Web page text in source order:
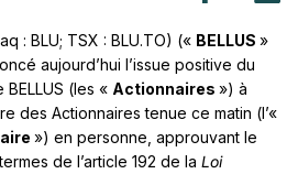
: BLU; TSX : BLU.TO) (« BELLUS »
aujourd’hui l’issue positive du
(les « Actionnaires ») à
des Actionnaires tenue ce matin (l’«
») en personne, approuvant le
de l’article 192 de la Loi